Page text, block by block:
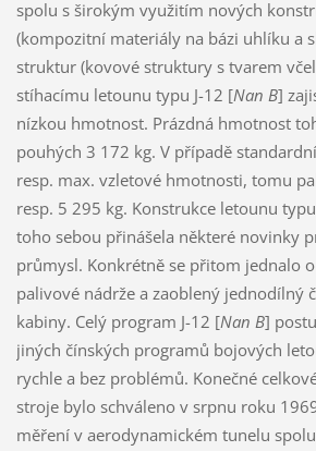
spolu s širokým využitím nových
(kompozitní materiály na bázi uhlíku a
struktur (kovové struktury s tvarem
stíhacímu letounu typu J-12 [Nan B]
nízkou hmotnost. Prázdná hmotnost
pouhých 3 172 kg. V případě
resp. max. vzletové hmotnosti, tomu
resp. 5 295 kg. Konstrukce letounu
toho sebou přinášela některé novinky
průmysl. Konkrétně se přitom jednalo
palivové nádrže a zaoblený jednodílný
kabiny. Celý program J-12 [Nan B]
jiných čínských programů bojových
rychle a bez problémů. Konečné
stroje bylo schváleno v srpnu roku
měření v aerodynamickém tunelu